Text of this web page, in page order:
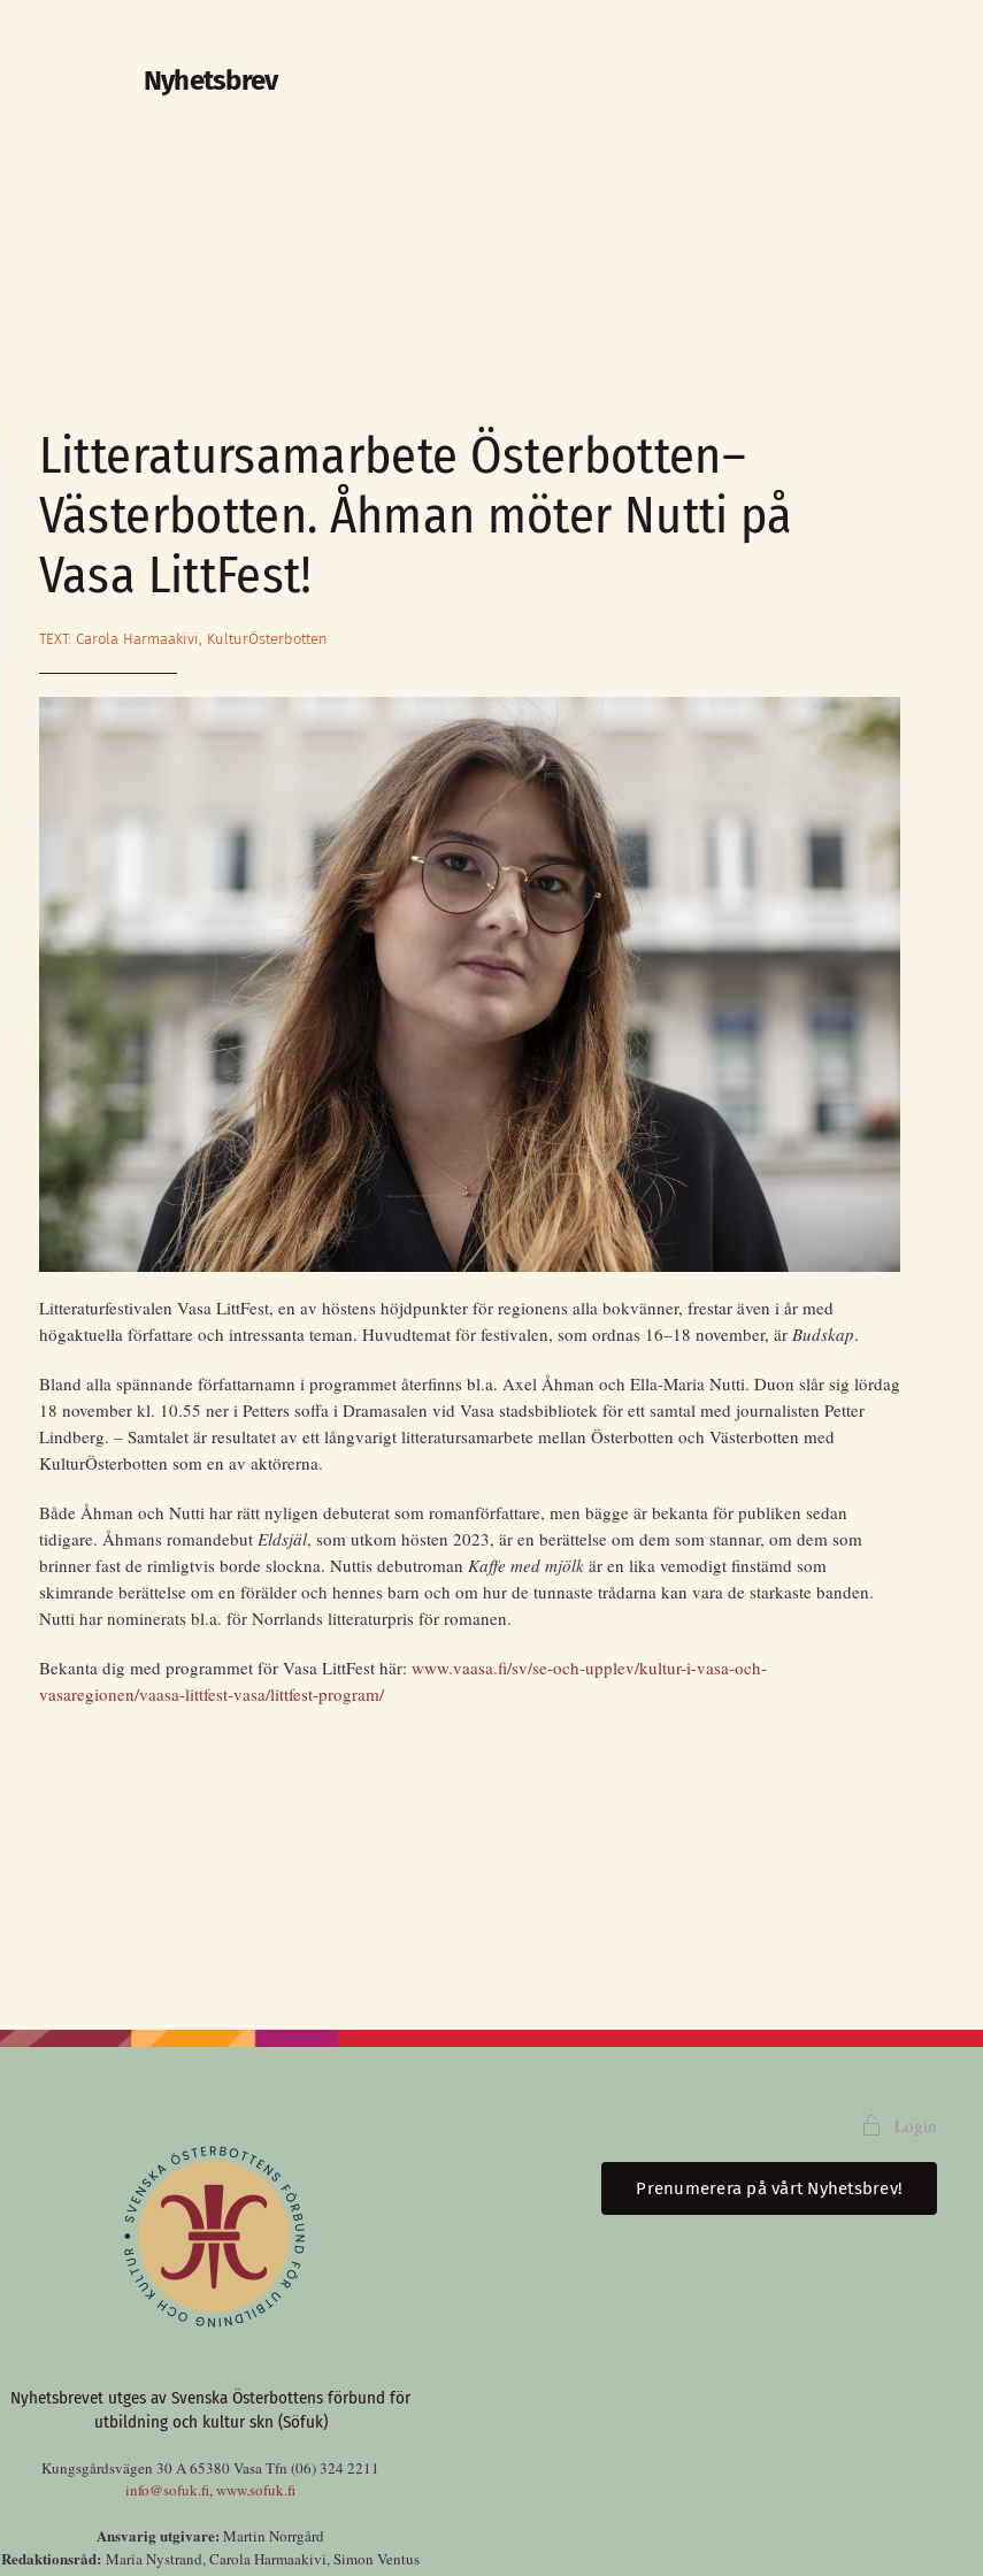
Nyhetsbrev
Litteratursamarbete Österbotten–
Västerbotten. Åhman möter Nutti på
Vasa LittFest!
TEXT: Carola Harmaakivi, KulturÖsterbotten
Litteraturfestivalen Vasa LittFest, en av höstens höjdpunkter för regionens alla bokvänner, frestar även i år med
högaktuella författare och intressanta teman. Huvudtemat för festivalen, som ordnas 16–18 november, är Budskap.
Bland alla spännande författarnamn i programmet återfinns bl.a. Axel Åhman och Ella-Maria Nutti. Duon slår sig lördag
18 november kl. 10.55 ner i Petters soffa i Dramasalen vid Vasa stadsbibliotek för ett samtal med journalisten Petter
Lindberg. – Samtalet är resultatet av ett långvarigt litteratursamarbete mellan Österbotten och Västerbotten med
KulturÖsterbotten som en av aktörerna.
Både Åhman och Nutti har rätt nyligen debuterat som romanförfattare, men bägge är bekanta för publiken sedan
tidigare. Åhmans romandebut Eldsjäl, som utkom hösten 2023, är en berättelse om dem som stannar, om dem som
brinner fast de rimligtvis borde slockna. Nuttis debutroman Kaffe med mjölkär en lika vemodigt finstämd som
skimrande berättelse om en förälder och hennes barn och om hur de tunnaste trådarna kan vara de starkaste banden.
Nutti har nominerats bl.a. för Norrlands litteraturpris för romanen.
Bekanta dig med programmet för Vasa LittFest här: www.vaasa.fi/sv/se-och-upplev/kultur-i-vasa-och-
vasaregionen/vaasa-littfest-vasa/littfest-program/
Nyhetsbrevet utges av Svenska Österbottens förbund för
utbildning och kultur skn (Söfuk)
Kungsgårdsvägen 30 A 65380 Vasa Tfn (06) 324 2211
info@sofuk.fi, www.sofuk.fi
Ansvarig utgivare: Martin Norrgård
Redaktionsråd: Maria Nystrand, Carola Harmaakivi, Simon Ventus
Login
Prenumerera på vårt Nyhetsbrev!